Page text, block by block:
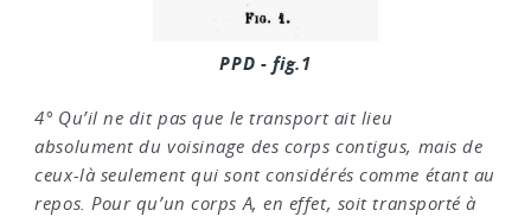
PPD - fig.1
4° Qu’il ne dit pas que le transport ait lieu
absolument du voisinage des corps contigus, mais de
ceux-là seulement qui sont considérés comme étant au
repos. Pour qu’un corps A, en effet, soit transporté à